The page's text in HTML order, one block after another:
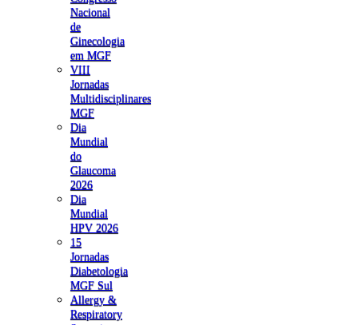
Nacional
de
Ginecologia
em MGF
VIII
Jornadas
Multidisciplinares
MGF
Dia
Mundial
do
Glaucoma
2026
Dia
Mundial
HPV 2026
15
Jornadas
Diabetologia
MGF Sul
Allergy &
Respiratory